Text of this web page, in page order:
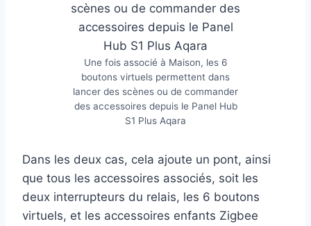
Une fois associé à Maison, les 6
boutons virtuels permettent dans
lancer des scènes ou de commander
des accessoires depuis le Panel Hub
S1 Plus Aqara
Dans les deux cas, cela ajoute un pont, ainsi
que tous les accessoires associés, soit les
deux interrupteurs du relais, les 6 boutons
virtuels, et les accessoires enfants Zigbee